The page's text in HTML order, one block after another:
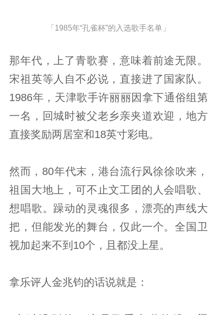
「1985年“孔雀杯”的入选歌手名单」
那年代，上了青歌赛，意味着前途无限。
宋祖英等人自不必说，直接进了国家队。
1986年，天津歌手许丽丽因拿下通俗组第
一名，回城时被父老乡亲夹道欢迎，地方
直接奖励两居室和18英寸彩电。
然而，80年代末，港台流行风徐徐吹来，
祖国大地上，可不止文工团的人会唱歌、
想唱歌。躁动的灵魂很多，漂亮的声线大
把，但能发光的舞台，仅此一个。全国卫
视加起来不到10个，且都没上星。
拿乐评人金兆钧的话说就是：